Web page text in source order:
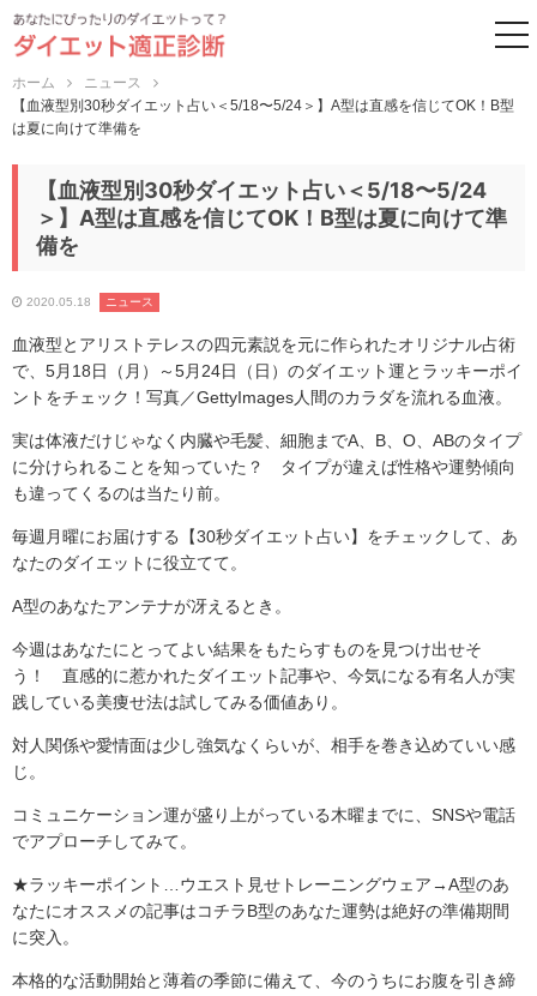
ホーム
ニュース
【血液型別30秒ダイエット占い＜5/18〜5/24＞】A型は直感を信じてOK！B型
は夏に向けて準備を
【血液型別30秒ダイエット占い＜5/18〜5/24
＞】A型は直感を信じてOK！B型は夏に向けて準
備を
2020.05.18 ニュース
血液型とアリストテレスの四元素説を元に作られたオリジナル占術
で、5月18日（月）～5月24日（日）のダイエット運とラッキーポイ
ントをチェック！写真／GettyImages人間のカラダを流れる血液。
実は体液だけじゃなく内臓や毛髪、細胞までA、B、O、ABのタイプ
に分けられることを知っていた？ タイプが違えば性格や運勢傾向
も違ってくるのは当たり前。
毎週月曜にお届けする【30秒ダイエット占い】をチェックして、あ
なたのダイエットに役立てて。
A型のあなたアンテナが冴えるとき。
今週はあなたにとってよい結果をもたらすものを見つけ出せそ
う！ 直感的に惹かれたダイエット記事や、今気になる有名人が実
践している美痩せ法は試してみる価値あり。
対人関係や愛情面は少し強気なくらいが、相手を巻き込めていい感
じ。
コミュニケーション運が盛り上がっている木曜までに、SNSや電話
でアプローチしてみて。
★ラッキーポイント…ウエスト見せトレーニングウェア→A型のあ
なたにオススメの記事はコチラB型のあなた運勢は絶好の準備期間
に突入。
本格的な活動開始と薄着の季節に備えて、今のうちにお腹を引き締